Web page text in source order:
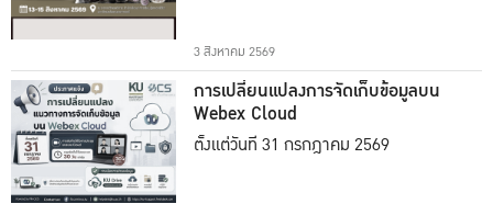
3 สิงหาคม 2569
การเปลี่ยนแปลงการจัดเก็บข้อมูลบน
Webex Cloud
ตั้งแต่วันที่ 31 กรกฎาคม 2569